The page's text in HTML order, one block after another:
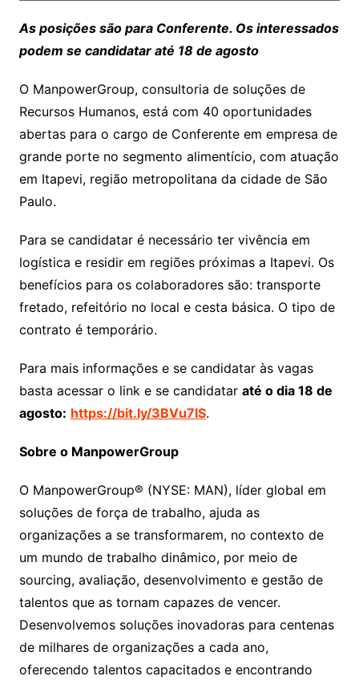
As posições são para Conferente. Os interessados
podem se candidatar até 18 de agosto
O ManpowerGroup, consultoria de soluções de
Recursos Humanos, está com 40 oportunidades
abertas para o cargo de Conferente em empresa de
grande porte no segmento alimentício, com atuação
em Itapevi, região metropolitana da cidade de São
Paulo.
Para se candidatar é necessário ter vivência em
logística e residir em regiões próximas a Itapevi. Os
benefícios para os colaboradores são: transporte
fretado, refeitório no local e cesta básica. O tipo de
contrato é temporário.
Para mais informações e se candidatar às vagas
basta acessar o link e se candidatar até o dia 18 de
agosto: https://bit.ly/3BVu7lS.
Sobre o ManpowerGroup
O ManpowerGroup® (NYSE: MAN), líder global em
soluções de força de trabalho, ajuda as
organizações a se transformarem, no contexto de
um mundo de trabalho dinâmico, por meio de
sourcing, avaliação, desenvolvimento e gestão de
talentos que as tornam capazes de vencer.
Desenvolvemos soluções inovadoras para centenas
de milhares de organizações a cada ano,
oferecendo talentos capacitados e encontrando